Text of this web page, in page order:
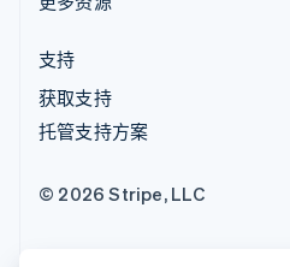
支持
获取支持
托管支持方案
© 2026 Stripe, LLC